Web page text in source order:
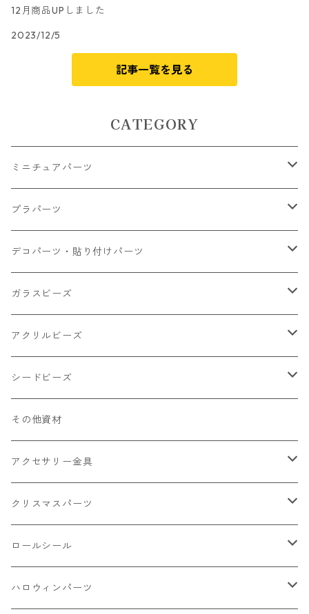
12月商品UPしました
2023/12/5
記事一覧を見る
CATEGORY
ミニチュアパーツ
大きいパーツ グラス系
小さいパーツ グラス系
小物
カップ
プラパーツ
ナスカン カニカン
リング イヤリング パーツ
チェーンパーツ
プラチャーム
デコパーツ・貼り付けパーツ
食べ物系
キャンディ
ドーナツ
アイス
パン
ゼリー
アニマル系
うさぎ
くま
スライス棒
フレーク カット済
シール付き
フルーツ系 野菜果物
お花
ミニパーツ ネイル
雑貨系
ガラスビーズ
ミレフィオリ
ランプワーク
キャッツアイ
アクリルビーズ
丸玉6㎜ ラウンド
丸玉8㎜ ラウンド
カボチャ
クラック
ソロバン型
アルファベット
シードビーズ
ミックス
2㎜
不透明
3㎜
不透明タイプ
ミックスタイプ
4㎜
その他資材
アクセサリー金具
カラー丸カン
10㎜
ボールチップ
ピアスパーツ
クリスマスパーツ
プラチャーム
デコパーツ 貼り付けパーツ
ロールシール
サンキュー
ハロウィンパーツ